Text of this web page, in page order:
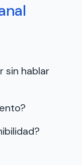
sin hablar